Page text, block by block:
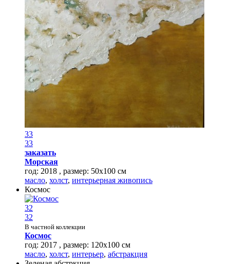
33
33
заказать
Морская
год: 2018 , размер: 50х100 см
масло, холст, интерьерная живопись
Космос
32
32
В частной коллекции
Космос
год: 2017 , размер: 120х100 см
масло, холст, интерьер, абстракция